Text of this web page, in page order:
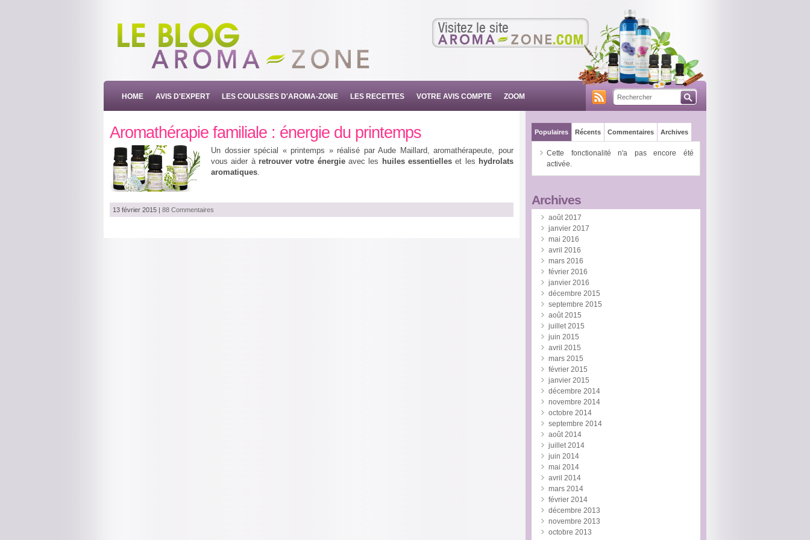
Visitez le site
HOME AVIS D'EXPERT LES COULISSES D'AROMA-ZONE LES RECETTES VOTRE AVIS COMPTE ZOOM
Aromathérapie familiale : énergie du printemps
Un dossier spécial « printemps » réalisé par Aude Maillard, aromathérapeute, pour
vous aider à retrouver votre énergieavec les huiles essentielles et les hydrolats
aromatiques.
13 février 2015 88 Commentaires
Populaires Récents Commentaires Archives
Cette fonctionalité n'a pas encore été
activée.
Archives
août 2017
janvier 2017
mai 2016
avril 2016
mars 2016
février 2016
janvier 2016
décembre 2015
septembre 2015
août 2015
juillet 2015
juin 2015
avril 2015
mars 2015
février 2015
janvier 2015
décembre 2014
novembre 2014
octobre 2014
septembre 2014
août 2014
juillet 2014
juin 2014
mai 2014
avril 2014
mars 2014
février 2014
décembre 2013
novembre 2013
octobre 2013